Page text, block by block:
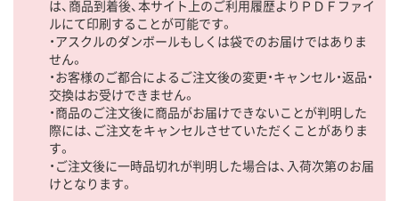
は、商品到着後、本サイト上のご利用履歴よりＰＤＦファイ
ルにて印刷することが可能です。
・アスクルのダンボールもしくは袋でのお届けではありま
せん。
・お客様のご都合によるご注文後の変更・キャンセル・返品・
交換はお受けできません。
・商品のご注文後に商品がお届けできないことが判明した
際には、ご注文をキャンセルさせていただくことがありま
す。
・ご注文後に一時品切れが判明した場合は、入荷次第のお届
けとなります。